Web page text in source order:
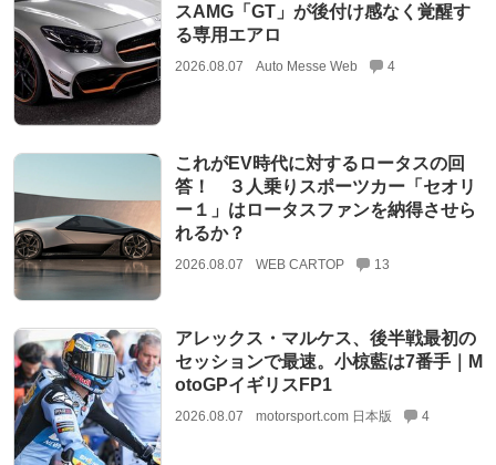
スAMG「GT」が後付け感なく覚醒す
る専用エアロ
2026.08.07 Auto Messe Web 4
これがEV時代に対するロータスの回
答！ ３人乗りスポーツカー「セオリ
ー１」はロータスファンを納得させら
れるか？
2026.08.07 WEB CARTOP 13
アレックス・マルケス、後半戦最初の
セッションで最速。小椋藍は7番手｜M
otoGPイギリスFP1
2026.08.07 motorsport.com 日本版 4